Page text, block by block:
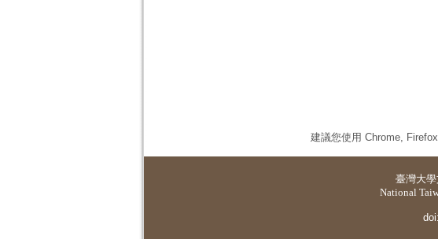
建議您使用 Chrome,
臺灣大學
National